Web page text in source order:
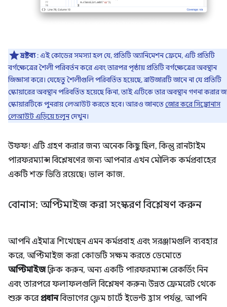
দ্রষ্টব্য: এই কোডের সমস্যা হল যে, প্রতিটি অ্যানিমেশন ফ্রেমে, এটি প্রতিটি
বর্গক্ষেত্রের শৈলী পরিবর্তন করে এবং তারপর পৃষ্ঠায় প্রতিটি বর্গক্ষেত্রের অবস্থান
জিজ্ঞাসা করে। যেহেতু শৈলীগুলি পরিবর্তিত হয়েছে, ব্রাউজারটি জানে না যে প্রতিটি
স্কোয়ারের অবস্থান পরিবর্তিত হয়েছে কিনা, তাই এটিকে তার অবস্থান গণনা করার
স্কোয়ারটিকে পুনরায় লেআউট করতে হবে। আরও জানতেজোর করে সিঙ্ক্রোনাস
লেআউট এড়িয়ে চলুনদেখুন।
উফফ! এটি গ্রহণ করার জন্য অনেক কিছু ছিল, কিন্তু রানটাইম
পারফরম্যান্স বিশ্লেষণের জন্য আপনার এখন মৌলিক কর্মপ্রবাহের
একটি শক্ত ভিত্তি রয়েছে। ভাল কাজ.
বোনাস: অপ্টিমাইজ করা সংস্করণ বিশ্লেষণ করুন
আপনি এইমাত্র শিখেছেন এমন কর্মপ্রবাহ এবং সরঞ্জামগুলি ব্যবহার
করে, অপ্টিমাইজ করা কোডটি সক্ষম করতে ডেমোতে
অপ্টিমাইজক্লিক করুন, অন্য একটি পারফরম্যান্স রেকর্ডিং নিন
এবং তারপরে ফলাফলগুলি বিশ্লেষণ করুন৷ উন্নত ফ্রেমরেট থেকে
শুরু করেপ্রধানবিভাগের ফ্লেম চার্টে ইভেন্ট হ্রাস পর্যন্ত, আপনি